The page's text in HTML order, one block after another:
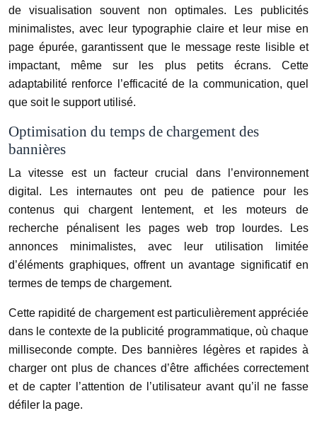
de visualisation souvent non optimales. Les publicités
minimalistes, avec leur typographie claire et leur mise en
page épurée, garantissent que le message reste lisible et
impactant, même sur les plus petits écrans. Cette
adaptabilité renforce l’efficacité de la communication, quel
que soit le support utilisé.
Optimisation du temps de chargement des
bannières
La vitesse est un facteur crucial dans l’environnement
digital. Les internautes ont peu de patience pour les
contenus qui chargent lentement, et les moteurs de
recherche pénalisent les pages web trop lourdes. Les
annonces minimalistes, avec leur utilisation limitée
d’éléments graphiques, offrent un avantage significatif en
termes de temps de chargement.
Cette rapidité de chargement est particulièrement appréciée
dans le contexte de la publicité programmatique, où chaque
milliseconde compte. Des bannières légères et rapides à
charger ont plus de chances d’être affichées correctement
et de capter l’attention de l’utilisateur avant qu’il ne fasse
défiler la page.